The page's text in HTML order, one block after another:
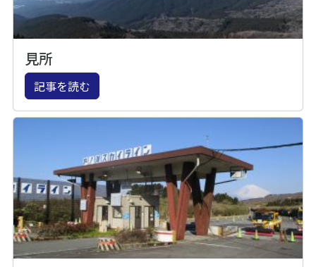
見所
記事を読む